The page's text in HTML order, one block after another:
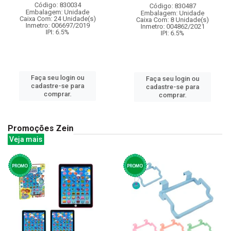
Código: 830034
Embalagem: Unidade
Caixa Com: 24 Unidade(s)
Inmetro: 006697/2019
IPI: 6.5%
Faça seu login ou
cadastre-se para
comprar.
Código: 830487
Embalagem: Unidade
Caixa Com: 8 Unidade(s)
Inmetro: 004862/2021
IPI: 6.5%
Faça seu login ou
cadastre-se para
comprar.
Promoções Zein
Veja mais